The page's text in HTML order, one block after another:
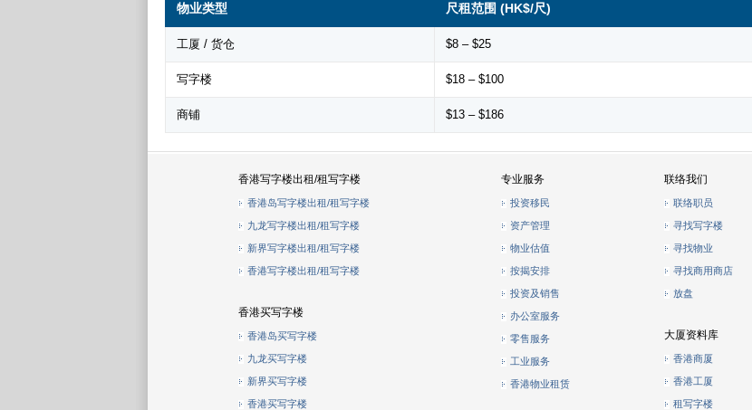
物业类型 尺租范围 (HK$/尺)
工厦 / 货仓 $8 – $25
写字楼 $18 – $100
商铺 $13 – $186
香港写字楼出租/租写字楼
香港岛写字楼出租/租写字楼
九龙写字楼出租/租写字楼
新界写字楼出租/租写字楼
香港写字楼出租/租写字楼
香港买写字楼
香港岛买写字楼
九龙买写字楼
新界买写字楼
香港买写字楼
专业服务
投资移民
资产管理
物业估值
按揭安排
投资及销售
办公室服务
零售服务
工业服务
香港物业租赁
联络我们
联络职员
寻找写字楼
寻找物业
寻找商用商店
放盘
大厦资料库
香港商厦
香港工厦
租写字楼